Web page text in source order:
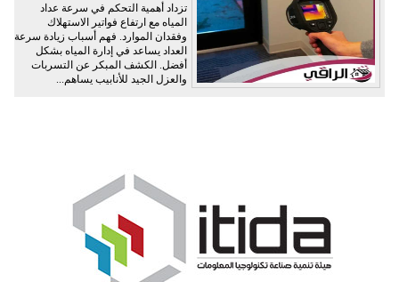
تزداد أهمية التحكم في سرعة عداد
المياه مع ارتفاع فواتير الاستهلاك
وفقدان الموارد. فهم أسباب زيادة سرعة
العداد يساعد في إدارة المياه بشكل
أفضل. الكشف المبكر عن التسربات
والعزل الجيد للأنابيب يساهم...